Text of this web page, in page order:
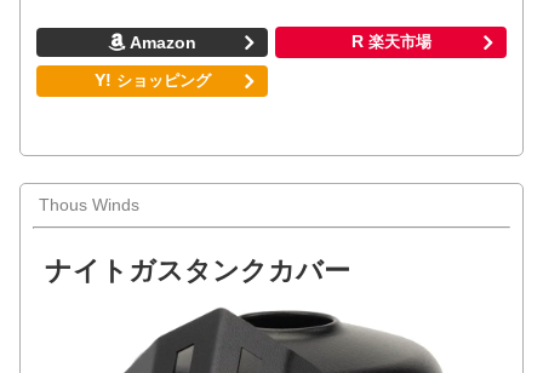
Thous Winds
ナイトガスタンクカバー